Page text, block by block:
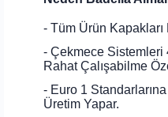
- Tüm Ürün
- Çekmece
Rahat Çalışabilme
- Euro 1
Üretim Yapar.